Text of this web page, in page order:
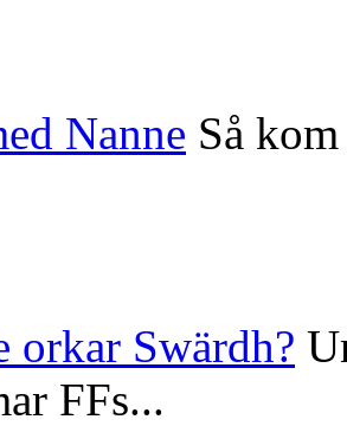
Nanne Så
orkar Swärdh?
FFs...